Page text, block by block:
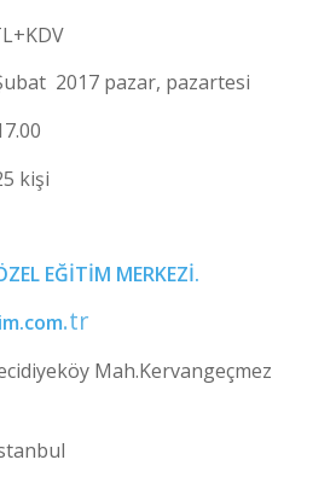
2017 pazar, pazartesi
kişi
EĞİTİM MERKEZİ.
.tr
Mah.Kervangeçmez